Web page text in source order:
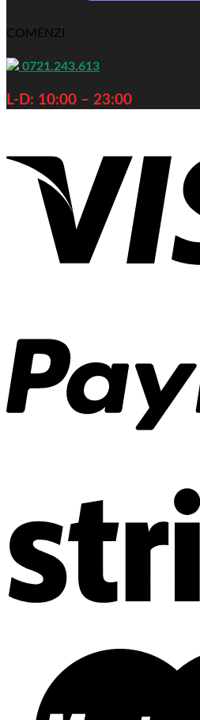
COMENZI
0721.243.613
L-D: 10:00 – 23:00